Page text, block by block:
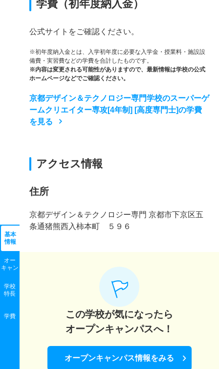
基本
情報
オー
キャン
学校
特長
学費
学費（初年度納入金）
公式サイトをご確認ください。
※初年度納入金とは、入学初年度に必要な入学金・授業料・施設設
備費・実習費などの学費を合計したものです。
※内容は変更される可能性がありますので、最新情報は学校の公式
ホームページなどでご確認ください。
京都デザイン＆テクノロジー専門学校のスーパーゲ
ームクリエイター専攻[4年制] [高度専門士]の学費
を見る
アクセス情報
住所
京都デザイン＆テクノロジー専門 京都市下京区五
条通猪熊西入柿本町 ５９６
この学校が気になったら
オープンキャンパスへ！
オープンキャンパス情報をみる